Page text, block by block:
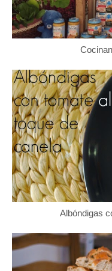
Albóndigas